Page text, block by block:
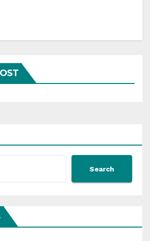
Search